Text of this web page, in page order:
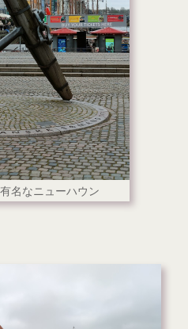
名なニューハウン